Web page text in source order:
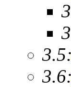
3.5:
3.6: